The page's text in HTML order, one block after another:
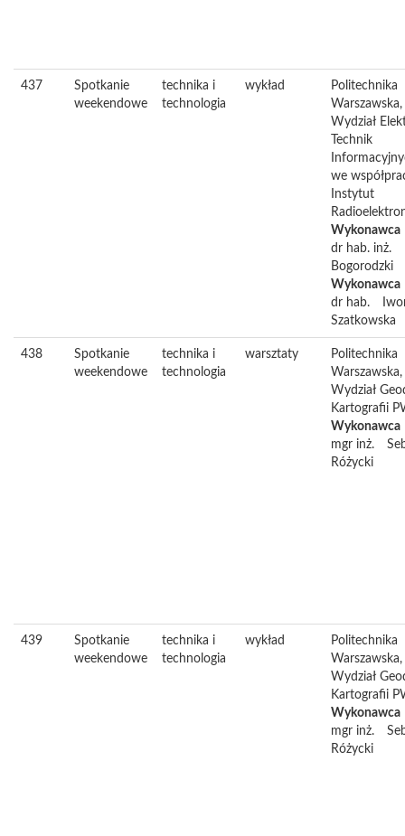
437
Spotkanie
weekendowe
technika i
technologia
wykład
Politechnika
Warszawska,
Wydział
Technik
we
Instytut
Wykonawca
dr hab. inż.
Bogorodzki
Wykonawca
dr hab.
Szatkowska
438
Spotkanie
weekendowe
technika i
technologia
warsztaty
Politechnika
Warszawska,
Wydział
Kartografii
Wykonawca
mgr inż.
Różycki
439
Spotkanie
weekendowe
technika i
technologia
wykład
Politechnika
Warszawska,
Wydział
Kartografii
Wykonawca
mgr inż.
Różycki